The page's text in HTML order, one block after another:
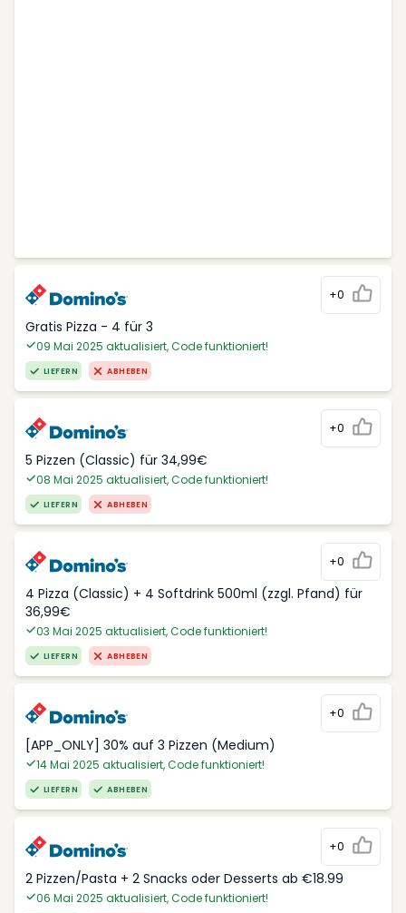
+0
Gratis Pizza - 4 für 3
09 Mai 2025 aktualisiert, Code funktioniert!
LIEFERN ABHEBEN
+0
5 Pizzen (Classic) für 34,99€
08 Mai 2025 aktualisiert, Code funktioniert!
LIEFERN ABHEBEN
+0
4 Pizza (Classic) + 4 Softdrink 500ml (zzgl. Pfand) für
36,99€
03 Mai 2025 aktualisiert, Code funktioniert!
LIEFERN ABHEBEN
+0
[APP_ONLY] 30% auf 3 Pizzen (Medium)
14 Mai 2025 aktualisiert, Code funktioniert!
LIEFERN ABHEBEN
+0
2 Pizzen/Pasta + 2 Snacks oder Desserts ab €18.99
06 Mai 2025 aktualisiert, Code funktioniert!